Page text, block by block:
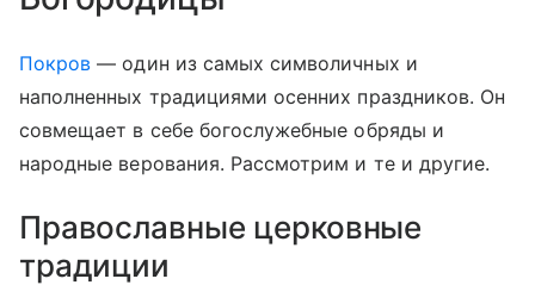
Покров — один из самых символичных и
наполненных традициями осенних праздников. Он
совмещает в себе богослужебные обряды и
народные верования. Рассмотрим и те и другие.
Православные церковные
традиции